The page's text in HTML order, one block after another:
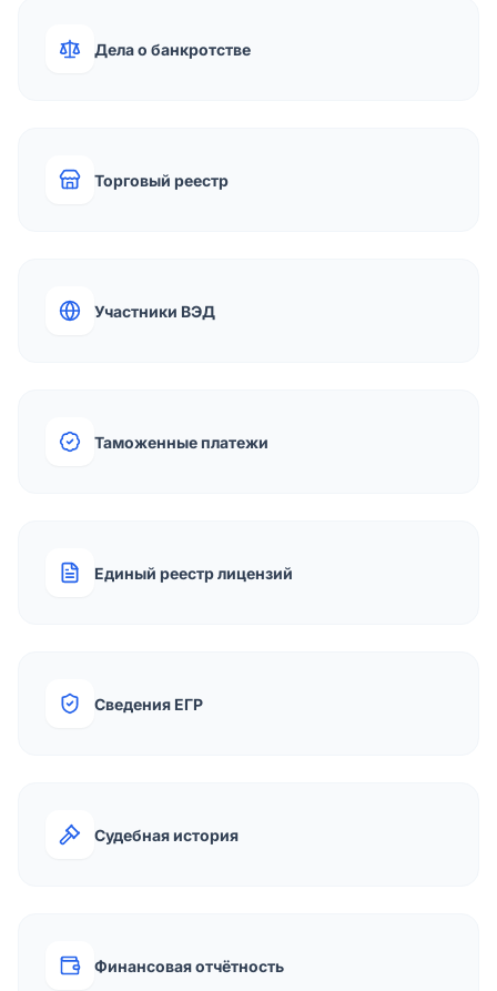
Дела о банкротстве
Торговый реестр
Участники ВЭД
Таможенные платежи
Единый реестр лицензий
Сведения ЕГР
Судебная история
Финансовая отчётность